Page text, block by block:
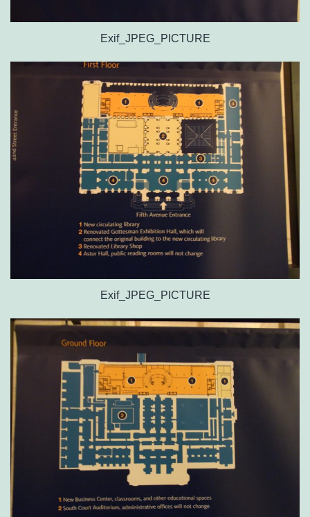
Exif_JPEG_PICTURE
Exif_JPEG_PICTURE